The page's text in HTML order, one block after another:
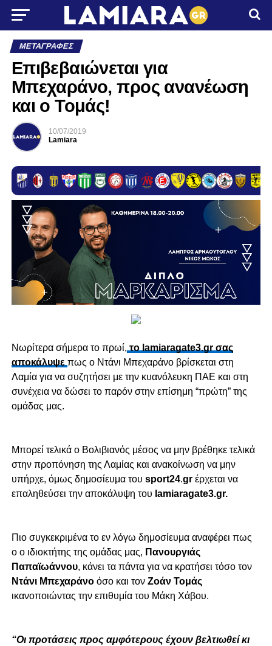
ΜΕΤΑΓΡΑΦΈΣ
Επιβεβαιώνεται για
Μπεχαράνο, προς ανανέωση
και ο Τομάς!
10/07/2019
Lamiara
Νωρίτερα σήμερα το πρωί,το lamiaragate3.gr σας
αποκάλυψεπως ο Ντάνι Μπεχαράνο βρίσκεται στη
Λαμία για να συζητήσει με την κυανόλευκη ΠΑΕ και στη
συνέχεια να δώσει το παρόν στην επίσημη “πρώτη” της
ομάδας μας.
Mπορεί τελικά ο Βολιβιανός μέσος να μην βρέθηκε τελικά
στην προπόνηση της Λαμίας και ανακοίνωση να μην
υπήρχε, όμως δημοσίευμα του sport24.gr έρχεται να
επαληθεύσει την αποκάλυψη του lamiaragate3.gr.
Πιο συγκεκριμένα το εν λόγω δημοσίευμα αναφέρει πως
ο ο ιδιοκτήτης της ομάδας μας, Πανουργιάς
Παπαϊωάννου, κάνει τα πάντα για να κρατήσει τόσο τον
Ντάνι Μπεχαράνο όσο και τον Ζοάν Τομάς
ικανοποιώντας την επιθυμία του Μάκη Χάβου.
“Οι προτάσεις προς αμφότερους έχουν βελτιωθεί κι